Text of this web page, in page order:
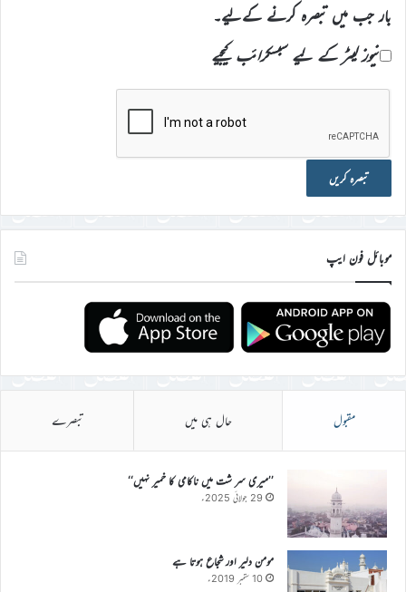
بار جب میں تبصرہ کرنے کےلیے۔
نیوز لیٹر کے لیے سبسکرائب کیجیے
موبائل فون ایپ
مقبول حال ہی میں تبصرے
’’میری سر شت میں ناکامی کا خمیر نہیں‘‘
29 جولائی 2025ء
مومن دلیر اور شجاع ہوتا ہے
10 ستمبر 2019ء